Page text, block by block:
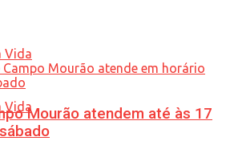
Vida
Vida
Mourão atendem até às 17